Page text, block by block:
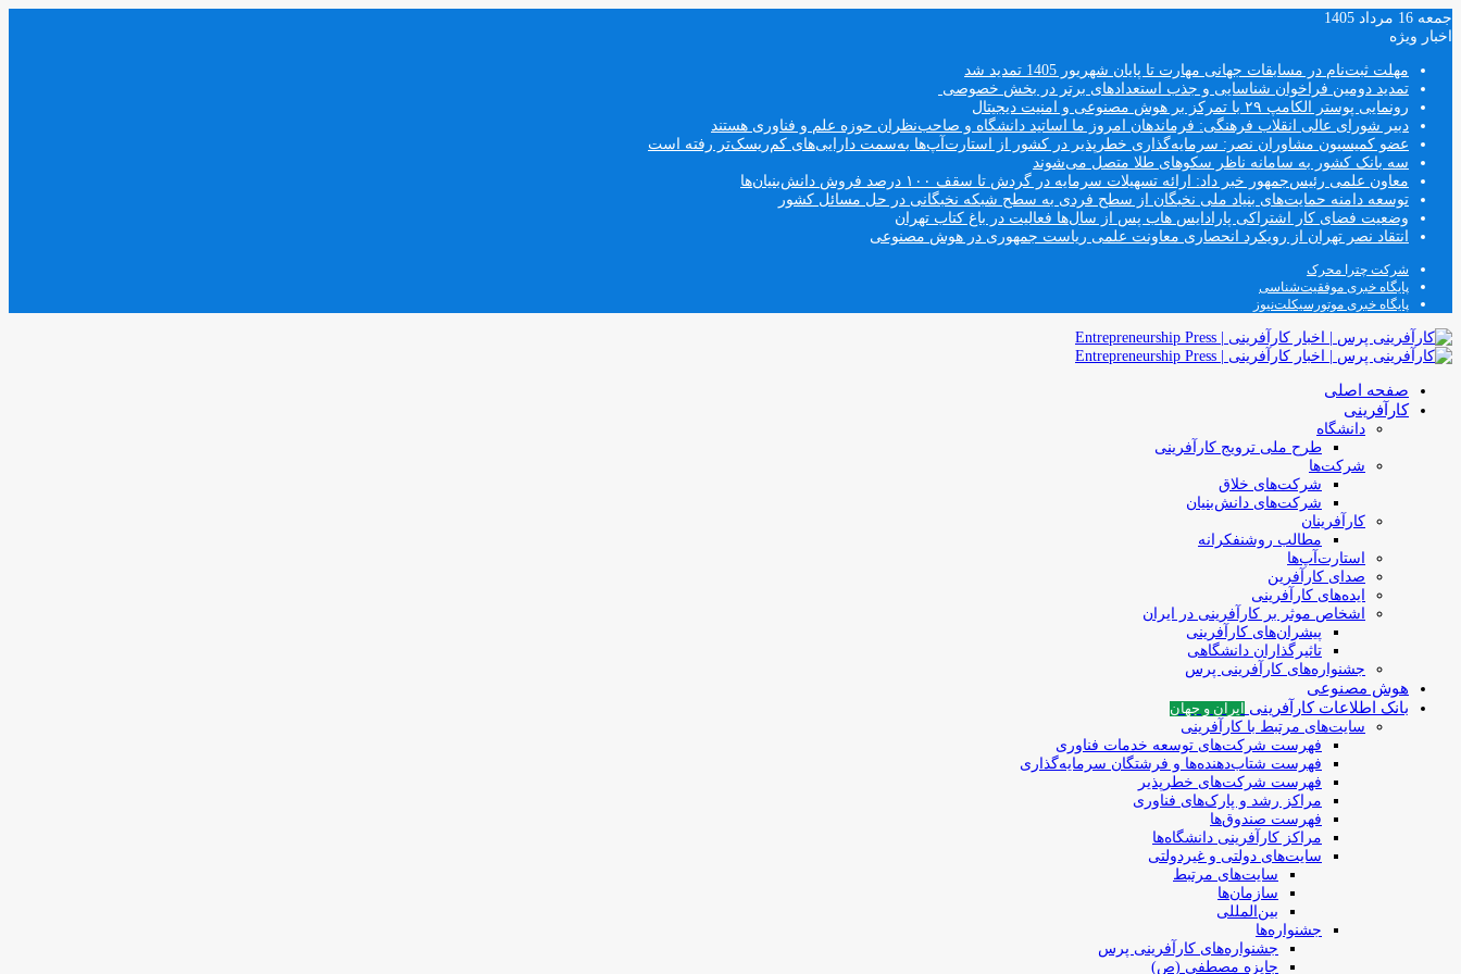
جمعه 16 مرداد 1405
اخبار ویژه
مهلت ثبت‌نام در مسابقات جهانی مهارت تا پایان شهریور 1405 تمدید شد
تمدید دومین فراخوان شناسایی و جذب استعدادهای برتر در بخش خصوصی
رونمایی پوستر الکامپ ۲۹ با تمرکز بر هوش مصنوعی و امنیت دیجیتال
دبیر شورای عالی انقلاب فرهنگی: فرماندهان امروز ما اساتید دانشگاه و صاحب‌نظران حوزه علم و فناوری هستند
عضو کمیسیون مشاوران نصر: سرمایه‌گذاری خطرپذیر در کشور از استارت‌آپ‌ها به‌سمت دارایی‌های کم‌ریسک‌تر رفته است
سه بانک کشور به سامانه ناظر سکوهای طلا متصل می‌شوند
معاون علمی رئیس‌جمهور خبر داد: ارائه تسهیلات سرمایه در گردش تا سقف ۱۰۰ درصد فروش دانش‌بنیان‌ها
توسعه دامنه حمایت‌های بنیاد ملی نخبگان از سطح فردی به سطح شبکه نخبگانی در حل مسائل کشور
وضعیت فضای کار اشتراکی پارادایس هاب پس از سال‌ها فعالیت در باغ کتاب تهران
انتقاد نصر تهران از رویکرد انحصاری معاونت علمی ریاست جمهوری در هوش مصنوعی
شرکت چترا محرک
پایگاه خبری موفقیت‌شناسی
پایگاه خبری موتورسیکلت‌نیوز
صفحه اصلی
کارآفرینی
دانشگاه
طرح ملی ترویج کارآفرینی
شرکت‌ها
شرکت‌های خلاق
شرکت‌های دانش‌بنیان
کارآفرینان
مطالب روشنفکرانه
استارت‌آپ‌ها
صدای کارآفرین
ایده‌های کارآفرینی
اشخاص موثر بر کارآفرینی در ایران
پیشران‌های کارآفرینی
تاثیرگذاران دانشگاهی
جشنواره‌های کارآفرینی‌ پرس
هوش مصنوعی
بانک اطلاعات کارآفرینی
ایران و جهان
سایت‌های مرتبط با کارآفرینی
فهرست شرکت‌های‌‌ توسعه‌ خدمات فناوری
فهرست شتاب‌دهنده‌ها‌ و فرشتگان‌ سرمایه‌گذاری
فهرست شرکت‌های خطرپذیر
مراکز رشد و پارک‌های فناوری
فهرست صندوق‌ها
مراکز کارآفرینی دانشگاه‌ها
سایت‌های دولتی و غیردولتی
سایت‌های مرتبط
سازمان‌ها
بین‌المللی
جشنواره‌ها
جشنواره‌های کارآفرینی‌ پرس
جایزه مصطفی (ص)